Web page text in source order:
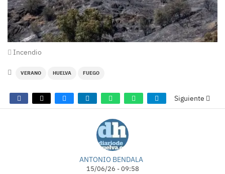
Incendio
VERANO HUELVA FUEGO
Siguiente
ANTONIO BENDALA
15/06/26 - 09:58